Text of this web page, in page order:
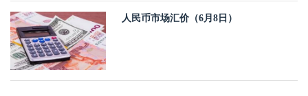
人民币市场汇价（6月8日）